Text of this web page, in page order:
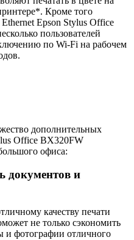
Кроме того
Epson Stylus Office
пользователей
по Wi-Fi на рабочем
дополнительных
Office BX320FW
офиса:
документов и
качеству печати
не только сэкономить
и фотографии отличного